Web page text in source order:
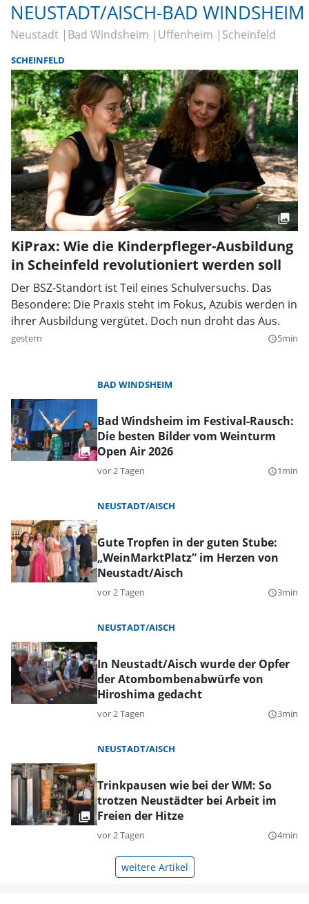
NEUSTADT/AISCH-BAD WINDSHEIM
Neustadt Bad Windsheim Uffenheim Scheinfeld
SCHEINFELD
KiPrax: Wie die Kinderpfleger-Ausbildung
in Scheinfeld revolutioniert werden soll
Der BSZ-Standort ist Teil eines Schulversuchs. Das
Besondere: Die Praxis steht im Fokus, Azubis werden in
ihrer Ausbildung vergütet. Doch nun droht das Aus.
gestern query_builder5min
BAD WINDSHEIM
Bad Windsheim im Festival-Rausch:
Die besten Bilder vom Weinturm
Open Air 2026
vor 2 Tagen query_builder1min
NEUSTADT/AISCH
Gute Tropfen in der guten Stube:
„WeinMarktPlatz” im Herzen von
Neustadt/Aisch
vor 2 Tagen query_builder3min
NEUSTADT/AISCH
In Neustadt/Aisch wurde der Opfer
der Atombombenabwürfe von
Hiroshima gedacht
vor 2 Tagen query_builder3min
NEUSTADT/AISCH
Trinkpausen wie bei der WM: So
trotzen Neustädter bei Arbeit im
Freien der Hitze
vor 2 Tagen query_builder4min
weitere Artikel